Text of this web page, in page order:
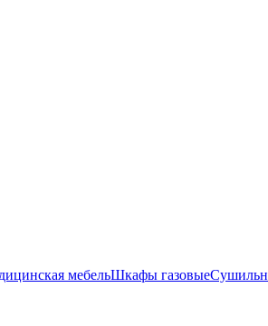
мебельШкафы газовые